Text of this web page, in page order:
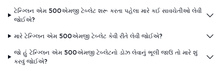
ટેન્ગ્લિન એમ 500એમજી ટેબ્લેટ શરૂ કરતા પહેલા મારે કઈ સાવચેતીઓ લેવી
જોઈએ?
મારે ટેન્ગ્લિન એમ 500એમજી ટેબ્લેટ કેવી રીતે લેવી જોઈએ?
જો હું ટેન્ગ્લિન એમ 500એમજી ટેબ્લેટનો ડોઝ લેવાનું ભૂલી જાઉં તો મારે શું
કરવું જોઈએ?